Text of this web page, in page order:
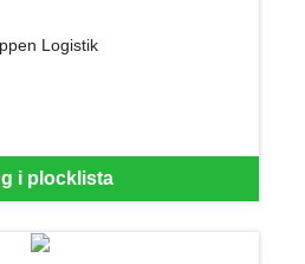
Logistik
i plocklista